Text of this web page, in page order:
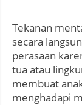
Tekanan
secara
perasaan
tua atau
membuat
menghadapi